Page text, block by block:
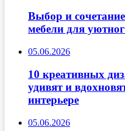
Выбор и
мебели для
05.06.2026
10 креативных
удивят и
интерьере
05.06.2026